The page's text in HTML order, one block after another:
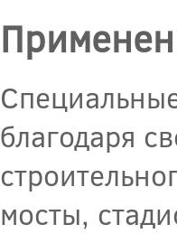
благодаря
мосты,